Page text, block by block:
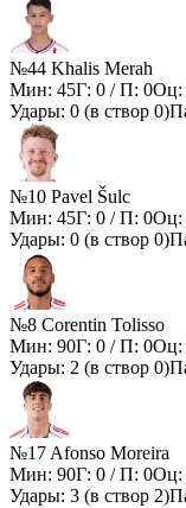
№44 Khalis Merah
Мин: 45Г: 0 / П: 0Оц:
Удары: 0 (в створ 0)
№10 Pavel Šulc
Мин: 45Г: 0 / П: 0Оц:
Удары: 0 (в створ 0)
№8 Corentin Tolisso
Мин: 90Г: 0 / П: 0Оц:
Удары: 2 (в створ 0)
№17 Afonso Moreira
Мин: 90Г: 0 / П: 0Оц:
Удары: 3 (в створ 2)